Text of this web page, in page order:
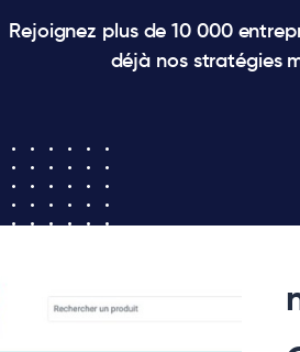
Rejoignez plus de 10 000
déjà nos stratégies